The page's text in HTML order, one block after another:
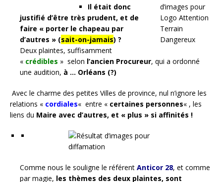
Il était donc
justifié d’être très prudent, et de
faire « porter le chapeau par
d’autres » (sait-on-jamais) ?
Deux plaintes, suffisamment
« crédibles » selon l’ancien Procureur, qui a ordonné
une audition, à … Orléans (?)
Avec le charme des petites Villes de province, nul n’ignore les
relations « cordiales« entre « certaines personnes« , les
liens du Maire avec d’autres, et « plus » si affinités !
Comme nous le souligne le référent Anticor 28, et comme
par magie, les thèmes des deux plaintes, sont